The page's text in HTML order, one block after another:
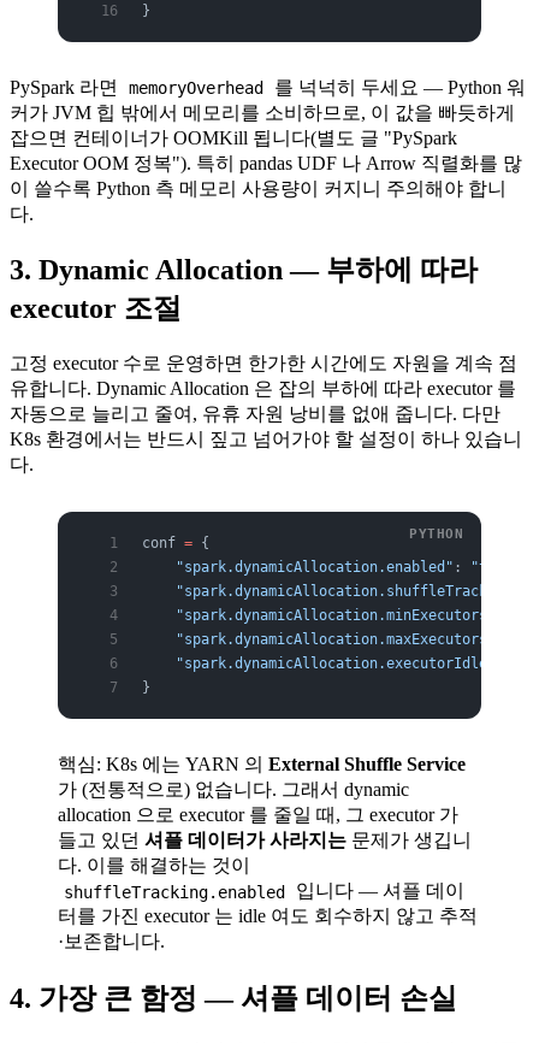
}
PySpark 라면 memoryOverhead
를 넉넉히 두세요 — Python 워
커가 JVM 힙 밖에서 메모리를 소비하므로, 이 값을 빠듯하게
잡으면 컨테이너가 OOMKill 됩니다(별도 글 "PySpark
Executor OOM 정복"). 특히 pandas UDF 나 Arrow 직렬화를 많
이 쓸수록 Python 측 메모리 사용량이 커지니 주의해야 합니
다.
3. Dynamic Allocation — 부하에 따라
executor 조절
고정 executor 수로 운영하면 한가한 시간에도 자원을 계속 점
유합니다. Dynamic Allocation 은 잡의 부하에 따라 executor 를
자동으로 늘리고 줄여, 유휴 자원 낭비를 없애 줍니다. 다만
K8s 환경에서는 반드시 짚고 넘어가야 할 설정이 하나 있습니
다.
conf = {
    "spark.dynamicAllocation.enabled"
: "true"
    "spark.dynamicAllocation.minExecutors"
    "spark.dynamicAllocation.maxExecutors"
}
핵심: K8s 에는 YARN 의 External Shuffle Service
가 (전통적으로) 없습니다. 그래서 dynamic
allocation 으로 executor 를 줄일 때, 그 executor 가
들고 있던 셔플 데이터가 사라지는 문제가 생깁니
다. 이를 해결하는 것이
shuffleTracking.enabled
입니다 — 셔플 데이
터를 가진 executor 는 idle 여도 회수하지 않고 추적
·보존합니다.
4. 가장 큰 함정 — 셔플 데이터 손실